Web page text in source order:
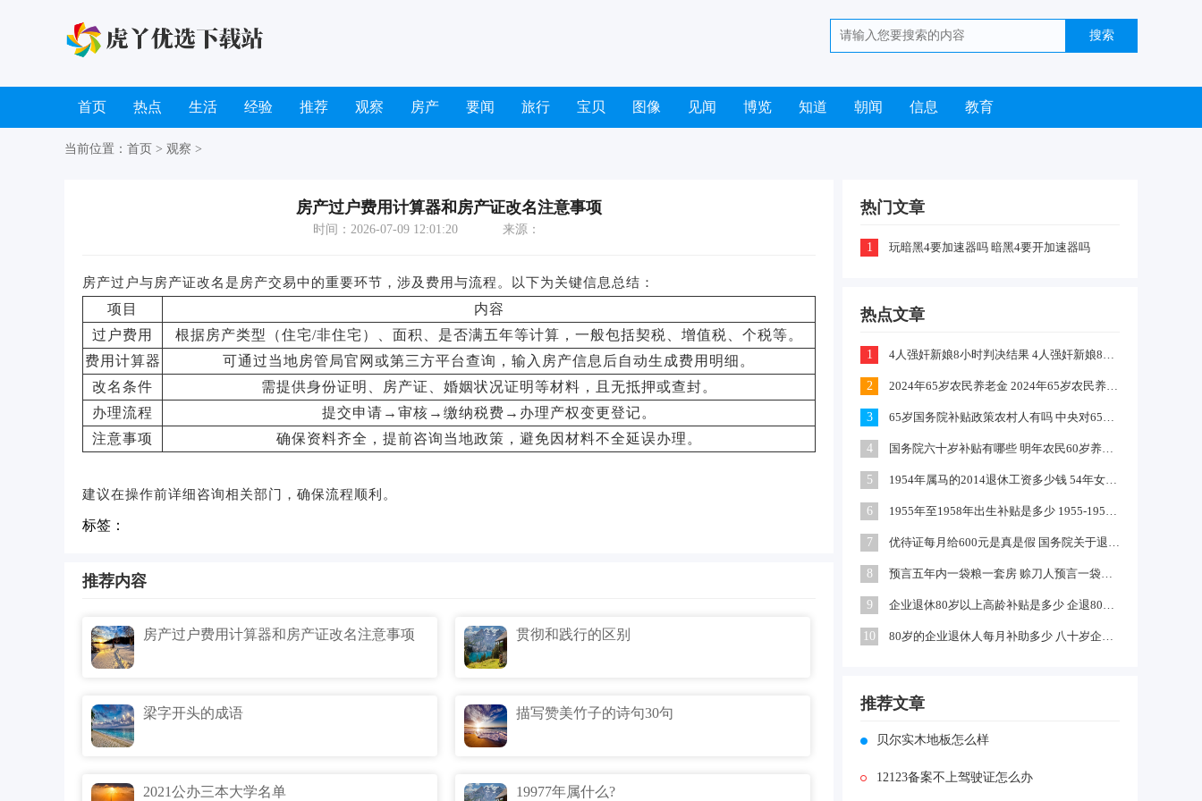
首页 热点 生活 经验 推荐 观察 房产 要闻 旅行 宝贝 图像 见闻 博览 知道 朝闻 信息 教育
当前位置： 首页 > 观察 >
房产过户费用计算器和房产证改名注意事项
时间：2026-07-09 12:01:20 来源：
房产过户与房产证改名是房产交易中的重要环节，涉及费用与流程。以下为关键信息总结：
项目
内容
过户费用
根据房产类型（住宅/非住宅）、面积、是否满五年等计算，一般包括契税、增值税、个税等。
费用计算器
可通过当地房管局官网或第三方平台查询，输入房产信息后自动生成费用明细。
改名条件
需提供身份证明、房产证、婚姻状况证明等材料，且无抵押或查封。
办理流程
提交申请→审核→缴纳税费→办理产权变更登记。
注意事项
确保资料齐全，提前咨询当地政策，避免因材料不全延误办理。
建议在操作前详细咨询相关部门，确保流程顺利。
标签：
推荐内容
房产过户费用计算器和房产证改名注意事项 贯彻和践行的区别
梁字开头的成语 描写赞美竹子的诗句30句
2021公办三本大学名单 19977年属什么?
热门文章
1 玩暗黑4要加速器吗 暗黑4要开加速器吗
热点文章
1 4人强奸新娘8小时判决结果 4人强奸新娘8小时案件嫌疑犯判刑什么情况
2 2024年65岁农民养老金 2024年65岁农民养老金上涨多少
3 65岁国务院补贴政策农村人有吗 中央对65岁以上老人有补贴吗
4 国务院六十岁补贴有哪些 明年农民60岁养老金每月领多少钱
5 1954年属马的2014退休工资多少钱 54年女马出生农村每年养老金多少
6 1955年至1958年出生补贴是多少 1955-1958年出生补贴在哪领
7 优待证每月给600元是真是假 国务院关于退伍军人每月补助文件
8 预言五年内一袋粮一套房 赊刀人预言一袋面换五栋楼真的吗
9 企业退休80岁以上高龄补贴是多少 企退80岁以上有100元补贴吗
10 80岁的企业退休人每月补助多少 八十岁企退人员补发工资吗
推荐文章
贝尔实木地板怎么样
12123备案不上驾驶证怎么办